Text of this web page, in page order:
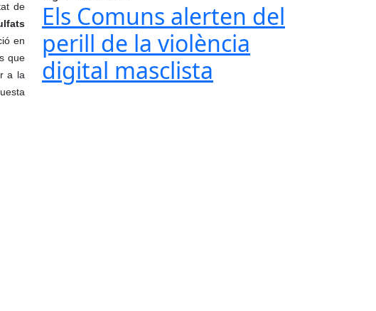
de
en
que
a la
Els Comuns alerten del
perill de la violència
digital masclista